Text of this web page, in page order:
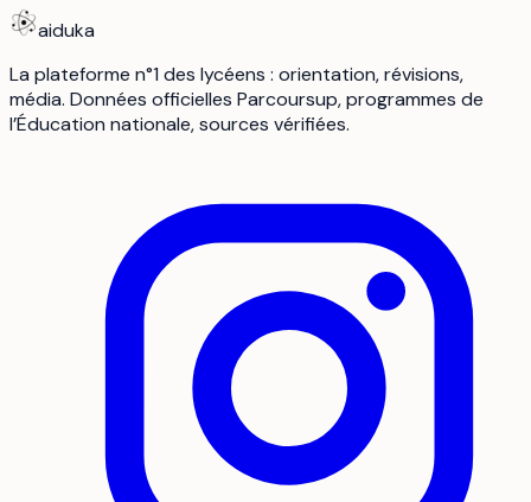
aiduka
La plateforme n°1 des lycéens : orientation, révisions,
média. Données officielles Parcoursup, programmes de
l’Éducation nationale, sources vérifiées.